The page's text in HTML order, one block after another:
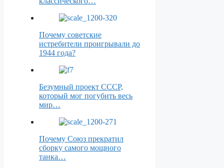
Почему советские
истребители проигрывали до
1944 года?
Безумный проект СССР,
который мог погубить весь
мир…
Почему Союз прекратил
сборку самого мощного
танка…